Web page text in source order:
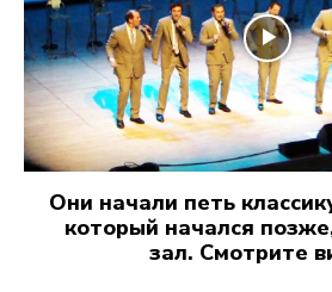
Они начали петь
который начался
зал. Смотрите